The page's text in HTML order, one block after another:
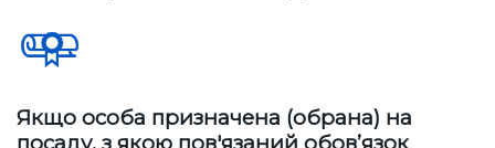
Якщо особа призначена (обрана) на